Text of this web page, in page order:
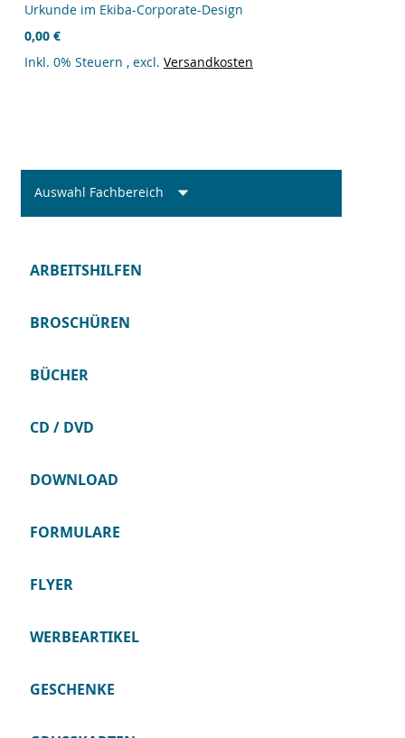
Urkunde im Ekiba-Corporate-Design
0,00 €
Inkl. 0% Steuern , excl. Versandkosten
Auswahl Fachbereich
ARBEITSHILFEN
BROSCHÜREN
BÜCHER
CD / DVD
DOWNLOAD
FORMULARE
FLYER
WERBEARTIKEL
GESCHENKE